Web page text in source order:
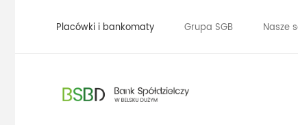
Placówki i bankomaty Grupa SGB Nasze